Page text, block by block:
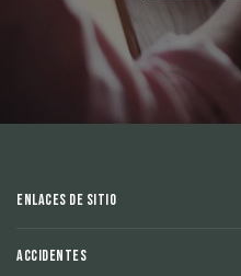
Enlaces de sitio
Accidentes